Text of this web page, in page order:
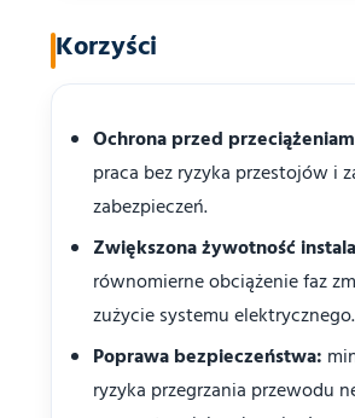
Korzyści
Ochrona przed
praca bez ryzyka przestojów i zadziałania
zabezpieczeń.
Zwiększona żywotność
równomierne obciążenie faz zmniejsza
zużycie systemu elektrycznego.
Poprawa bezpieczeństwa:
ryzyka przegrzania przewodu neutralnego